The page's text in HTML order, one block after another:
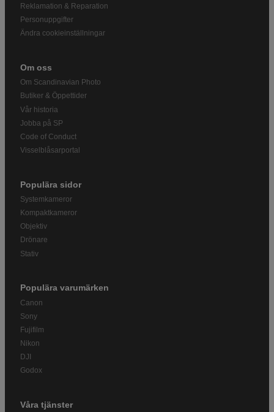
Reklamation & Reparation
Personuppgifter
Ändra cookieinställningar
Om oss
Om Scandinavian Photo
Butiker & Öppettider
Vår historia
Jobba på SP
Code of Conduct
Visselblåsarportal
Populära sidor
Systemkameror
Kompaktkameror
Objektiv
Drönare
Stativ
Populära varumärken
Canon
Sony
Fujifilm
Nikon
DJI
Godox
Våra tjänster